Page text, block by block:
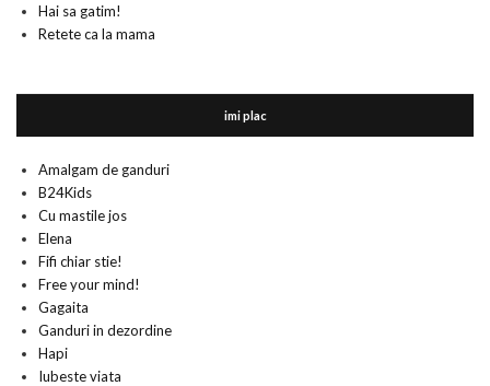
Hai sa gatim!
Retete ca la mama
imi plac
Amalgam de ganduri
B24Kids
Cu mastile jos
Elena
Fifi chiar stie!
Free your mind!
Gagaita
Ganduri in dezordine
Hapi
Iubeste viata